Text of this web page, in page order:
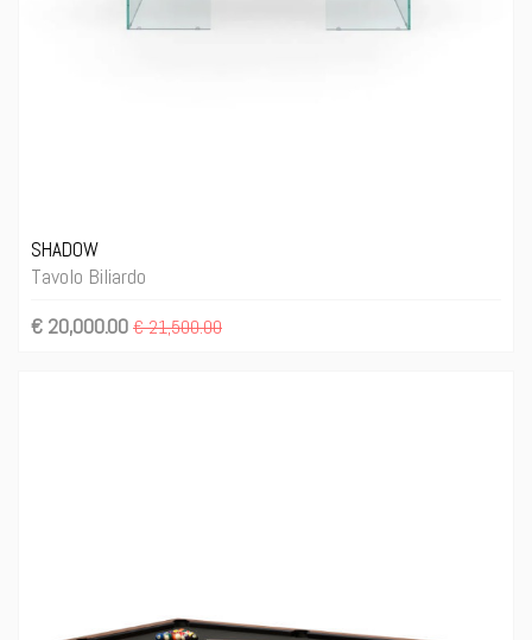
SHADOW
Tavolo Biliardo
€ 20,000.00€ 21,500.00